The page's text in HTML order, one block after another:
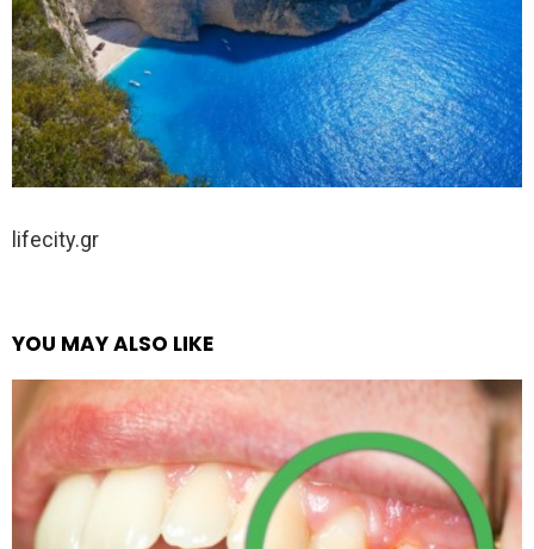
lifecity.gr
YOU MAY ALSO LIKE